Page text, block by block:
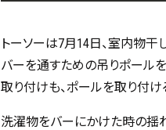
トーソーは7月14日、室内物干
バーを通すための吊りポール
取り付けも、ポールを取り付
洗濯物をバーにかけた時の揺